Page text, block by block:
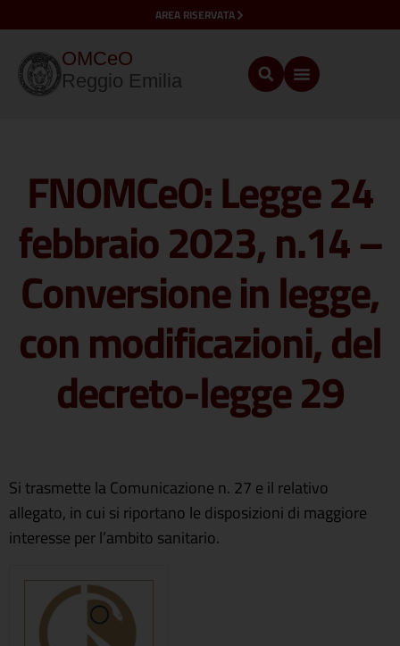
AREA RISERVATA
OMCeO
Reggio Emilia
FNOMCeO: Legge 24
febbraio 2023, n.14 –
Conversione in legge,
con modificazioni, del
decreto-legge 29
Si trasmette la Comunicazione n. 27 e il relativo
allegato, in cui si riportano le disposizioni di maggiore
interesse per l’ambito sanitario.